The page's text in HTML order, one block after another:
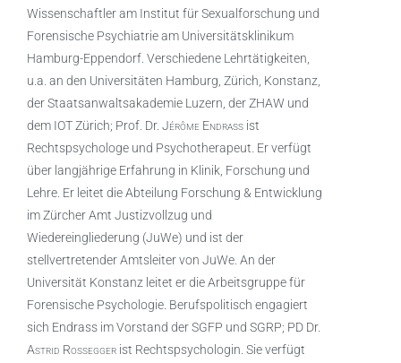
Wissenschaftler am Institut für Sexualforschung und
Forensische Psychiatrie am Universitätsklinikum
Hamburg-Eppendorf. Verschiedene Lehrtätigkeiten,
u.a. an den Universitäten Hamburg, Zürich, Konstanz,
der Staatsanwaltsakademie Luzern, der ZHAW und
dem IOT Zürich; Prof. Dr. Jérôme Endrass ist
Rechtspsychologe und Psychotherapeut. Er verfügt
über langjährige Erfahrung in Klinik, Forschung und
Lehre. Er leitet die Abteilung Forschung & Entwicklung
im Zürcher Amt Justizvollzug und
Wiedereingliederung (JuWe) und ist der
stellvertretender Amtsleiter von JuWe. An der
Universität Konstanz leitet er die Arbeitsgruppe für
Forensische Psychologie. Berufspolitisch engagiert
sich Endrass im Vorstand der SGFP und SGRP; PD Dr.
Astrid Rossegger ist Rechtspsychologin. Sie verfügt